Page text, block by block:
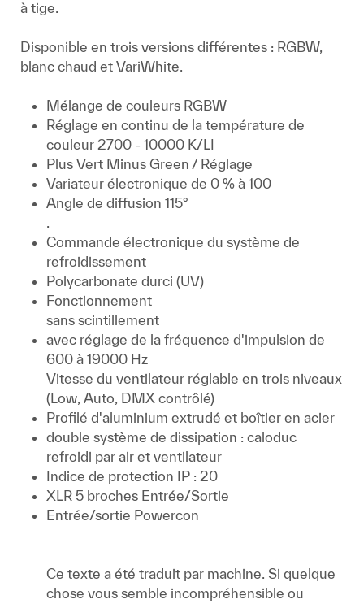
à tige.
Disponible en trois versions différentes : RGBW,
blanc chaud et VariWhite.
Mélange de couleurs RGBW
Réglage en continu de la température de
couleur 2700 - 10000 K/LI
Plus Vert Minus Green / Réglage
Variateur électronique de 0 % à 100
Angle de diffusion 115°
.
Commande électronique du système de
refroidissement
Polycarbonate durci (UV)
Fonctionnement
sans scintillement
avec réglage de la fréquence d'impulsion de
600 à 19000 Hz
Vitesse du ventilateur réglable en trois niveaux
(Low, Auto, DMX contrôlé)
Profilé d'aluminium extrudé et boîtier en acier
double système de dissipation : caloduc
refroidi par air et ventilateur
Indice de protection IP : 20
XLR 5 broches Entrée/Sortie
Entrée/sortie Powercon
Ce texte a été traduit par machine. Si quelque
chose vous semble incompréhensible ou